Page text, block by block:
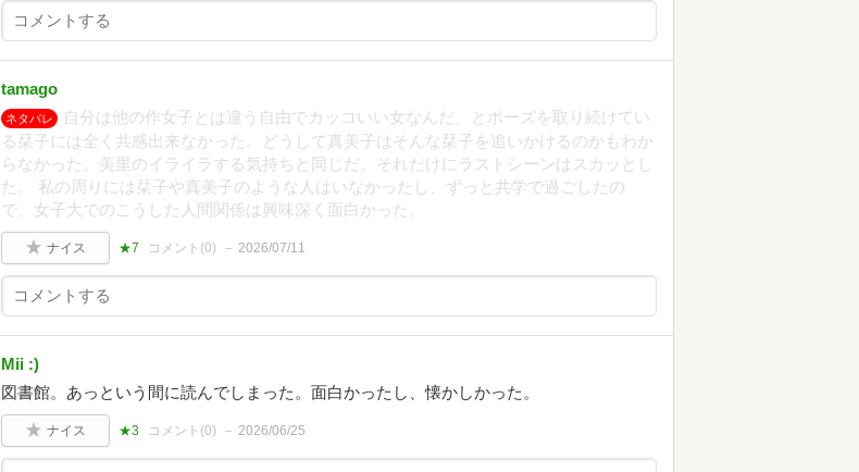
tamago
ネタバレ
自分は他の作女子とは違う自由でカッコいい女なんだ、とポーズを取り続けてい
る栞子には全く共感出来なかった。どうして真美子はそんな栞子を追いかけるのかもわか
らなかった。美里のイライラする気持ちと同じだ。それだけにラストシーンはスカッとし
た。 私の周りには栞子や真美子のような人はいなかったし、ずっと共学で過ごしたの
で、女子大でのこうした人間関係は興味深く面白かった。
ナイス ★7 コメント(0) 2026/07/11
Mii :)
図書館。あっという間に読んでしまった。面白かったし、懐かしかった。
ナイス ★3 コメント(0) 2026/06/25